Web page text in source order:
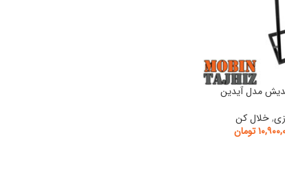
مدل آیدین
,خلال کن
تومان